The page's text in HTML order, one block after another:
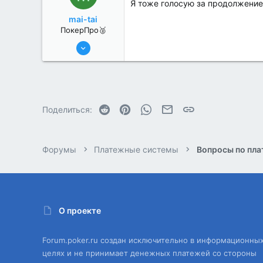
mai-tai
ПокерПро🥈
6 Июн 2022
Я тоже голосую за
Поделиться: Reddit PinterestWhatsAppЭлектронная почта
Форумы Платежные системы Вопросы по
О проекте
Forum.poker.ru создан исключительно в
целях и не принимает денежных платежей со стороны